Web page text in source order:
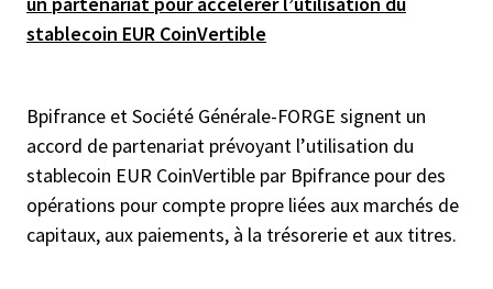
stablecoin EUR CoinVertible
Bpifrance et Société Générale-FORGE signent un
accord de partenariat prévoyant l’utilisation du
stablecoin EUR CoinVertible par Bpifrance pour des
opérations pour compte propre liées aux marchés de
capitaux, aux paiements, à la trésorerie et aux titres.